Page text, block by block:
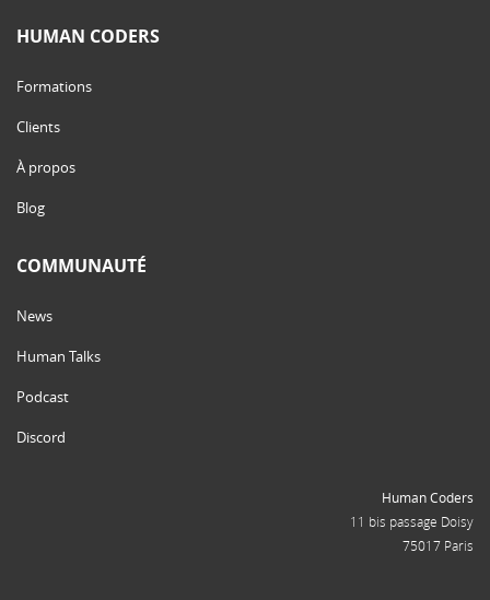
HUMAN CODERS
Formations
Clients
À propos
Blog
COMMUNAUTÉ
News
Human Talks
Podcast
Discord
Human Coders
11 bis passage Doisy
75017 Paris